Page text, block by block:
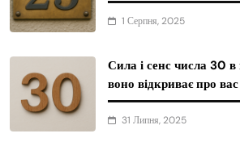
1 Серпня, 2025
Сила і сенс числа 30 в
воно відкриває про вас
31 Липня, 2025